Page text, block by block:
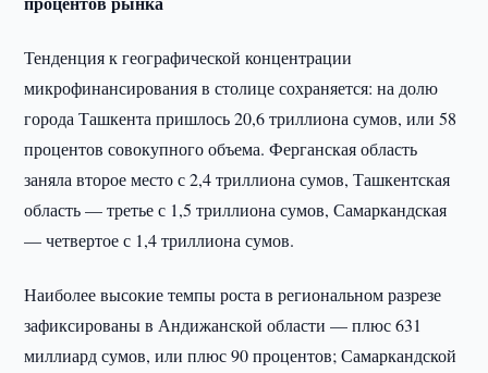
Тенденция к географической концентрации
микрофинансирования в столице сохраняется: на долю
города Ташкента пришлось 20,6 триллиона сумов, или 58
процентов совокупного объема. Ферганская область
заняла второе место с 2,4 триллиона сумов, Ташкентская
область — третье с 1,5 триллиона сумов, Самаркандская
— четвертое с 1,4 триллиона сумов.
Наиболее высокие темпы роста в региональном разрезе
зафиксированы в Андижанской области — плюс 631
миллиард сумов, или плюс 90 процентов; Самаркандской